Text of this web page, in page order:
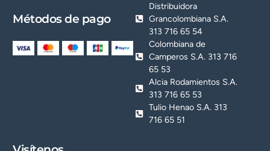
Métodos de pago
Distribuidora
Grancolombiana S.A.
313 716 65 54
Colombiana de
Camperos S.A. 313 716
65 53
Alcia Rodamientos S.A.
313 716 65 53
Tulio Henao S.A. 313
716 65 51